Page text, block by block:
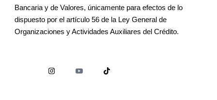
Bancaria y de Valores, únicamente para efectos de lo
dispuesto por el artículo 56 de la Ley General de
Organizaciones y Actividades Auxiliares del Crédito.